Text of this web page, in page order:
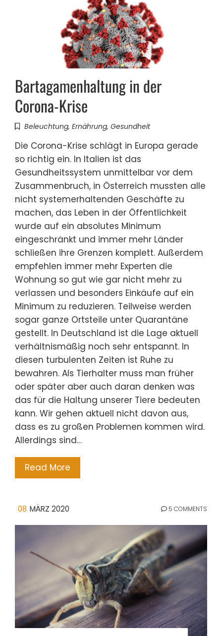
Bartagamenhaltung in der
Corona-Krise
Beleuchtung, Ernährung, Gesundheit
Die Corona-Krise schlägt in Europa gerade
so richtig ein. In Italien ist das
Gesundheitssystem unmittelbar vor dem
Zusammenbruch, in Österreich mussten alle
nicht systemerhaltenden Geschäfte zu
machen, das Leben in der Öffentlichkeit
wurde auf ein absolutes Minimum
eingeschränkt und immer mehr Länder
schließen ihre Grenzen komplett. Außerdem
empfehlen immer mehr Experten die
Wohnung so gut wie gar nicht mehr zu
verlassen und besonders Einkäufe auf ein
Minimum zu reduzieren. Teilweise werden
sogar ganze Ortsteile unter Quarantäne
gestellt. In Deutschland ist die Lage aktuell
verhältnismäßig noch sehr entspannt. In
diesen turbulenten Zeiten ist Ruhe zu
bewahren. Als Tierhalter muss man früher
oder später aber auch daran denken was
das für die Haltung unserer Tiere bedeuten
kann. Wir gehen aktuell nicht davon aus,
dass es zu großen Problemen kommen wird.
Allerdings sind…
Read More
08 MÄRZ 2020 5 COMMENTS